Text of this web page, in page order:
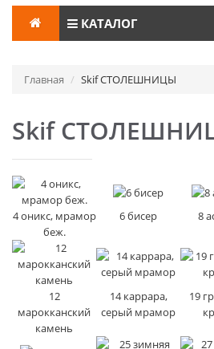
КАТАЛОГ
Главная Skif СТОЛЕШНИЦЫ
Skif
4 оникс, мрамор
беж.
6 бисер 8
12
марокканский
камень
14 каррара,
серый мрамор
19